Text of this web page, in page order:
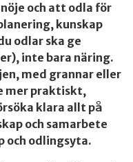
och att odla för
kunskap
odlar ska ge
inte bara näring.
med grannar eller
mer praktiskt,
klara allt på
och samarbete
och odlingsyta.